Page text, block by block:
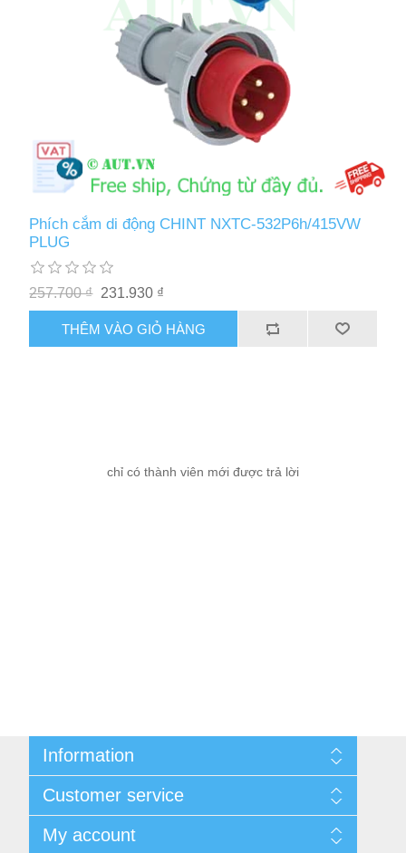
Phích cắm di động CHINT NXTC-532P6h/415VW
PLUG
257.700 ₫ 231.930 ₫
THÊM VÀO GIỎ HÀNG
chỉ có thành viên mới được trả lời
Information
Thông tin liên hệ
Thương Hiệu
Tin Tức
Customer service
Sản phẩm đã xem
My account